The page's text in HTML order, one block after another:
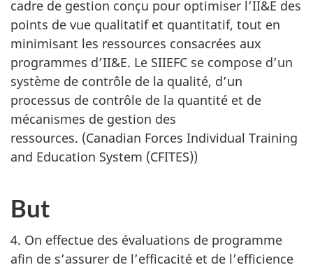
cadre de gestion conçu pour optimiser l’II&E des
points de vue qualitatif et quantitatif, tout en
minimisant les ressources consacrées aux
programmes d’II&E. Le SIIEFC se compose d’un
système de contrôle de la qualité, d’un
processus de contrôle de la quantité et de
mécanismes de gestion des
ressources. (Canadian Forces Individual Training
and Education System (CFITES))
But
4. On effectue des évaluations de programme
afin de s’assurer de l’efficacité et de l’efficience